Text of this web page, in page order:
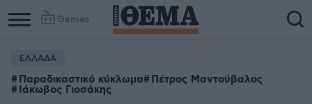
Games
Column
1
Column
2
ΕΛΛΑΔΑ
Παραδικαστικό κύκλωμα Πέτρος Μαντούβαλος
Ιάκωβος Γιοσάκης